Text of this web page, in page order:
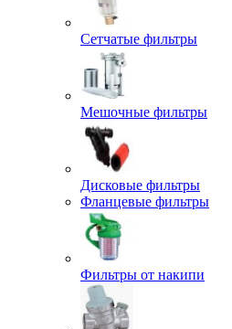
Сетчатые фильтры
Мешочные фильтры
Дисковые фильтры
Фланцевые фильтры
Фильтры от накипи